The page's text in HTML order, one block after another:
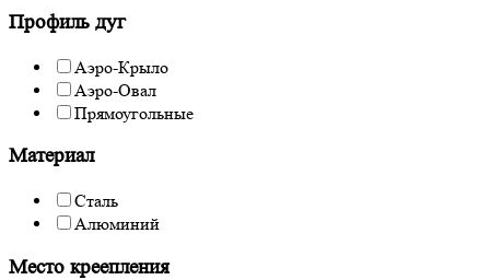
Профиль дуг
Аэро-Крыло
Аэро-Овал
Прямоугольные
Материал
Сталь
Алюминий
Место креепления